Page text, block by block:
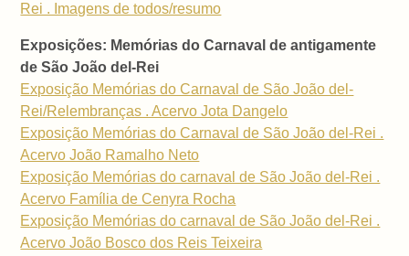
Rei . Imagens de todos/resumo
Exposições: Memórias do Carnaval de antigamente
de São João del-Rei
Exposição Memórias do Carnaval de São João del-
Rei/Relembranças . Acervo Jota Dangelo
Exposição Memórias do Carnaval de São João del-Rei .
Acervo João Ramalho Neto
Exposição Memórias do carnaval de São João del-Rei .
Acervo Família de Cenyra Rocha
Exposição Memórias do carnaval de São João del-Rei .
Acervo João Bosco dos Reis Teixeira